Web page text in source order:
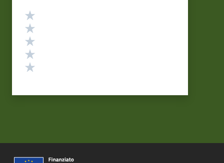
Valutazione